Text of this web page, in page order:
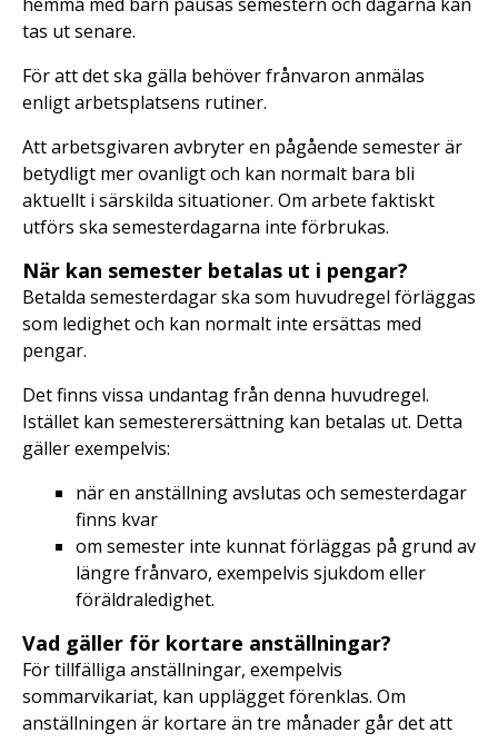
tas ut senare.
För att det ska gälla behöver frånvaron anmälas
enligt arbetsplatsens rutiner.
Att arbetsgivaren avbryter en pågående semester är
betydligt mer ovanligt och kan normalt bara bli
aktuellt i särskilda situationer. Om arbete faktiskt
utförs ska semesterdagarna inte förbrukas.
När kan semester betalas ut i pengar?
Betalda semesterdagar ska som huvudregel förläggas
som ledighet och kan normalt inte ersättas med
pengar.
Det finns vissa undantag från denna huvudregel.
Istället kan semesterersättning kan betalas ut. Detta
gäller exempelvis:
när en anställning avslutas och semesterdagar
finns kvar
om semester inte kunnat förläggas på grund av
längre frånvaro, exempelvis sjukdom eller
föräldraledighet.
Vad gäller för kortare anställningar?
För tillfälliga anställningar, exempelvis
sommarvikariat, kan upplägget förenklas. Om
anställningen är kortare än tre månader går det att